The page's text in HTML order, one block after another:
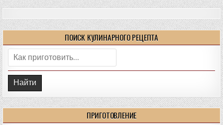
ПОИСК КУЛИНАРНОГО РЕЦЕПТА
Поиск:
ПРИГОТОВЛЕНИЕ